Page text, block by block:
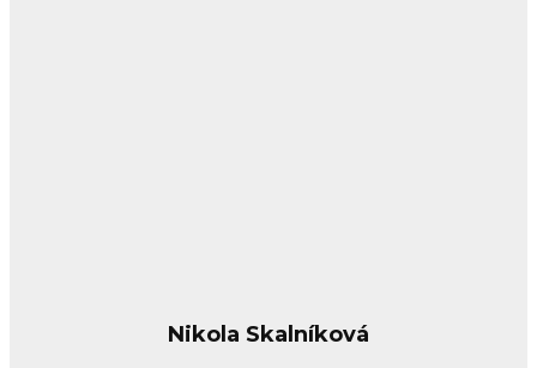
Nikola Skalníková